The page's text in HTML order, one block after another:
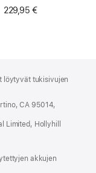
229,95 €
löytyvät tukisivujen
CA 95014,
Limited, Hollyhill
akkujen